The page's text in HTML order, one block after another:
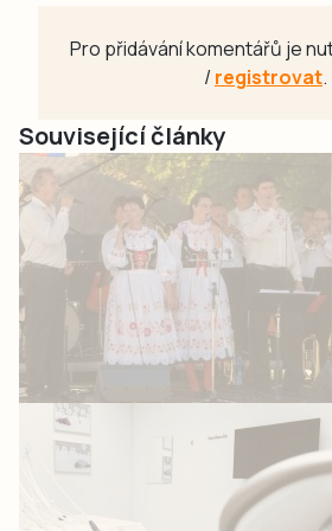
Pro přidávání komentářů je
/registrovat.
Související články